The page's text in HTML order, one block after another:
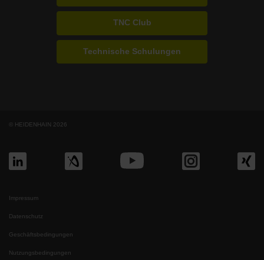
TNC Club
Technische Schulungen
© HEIDENHAIN 2026
Impressum
Datenschutz
Geschäftsbedingungen
Nutzungsbedingungen